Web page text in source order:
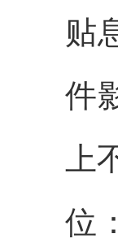
贴
件
位